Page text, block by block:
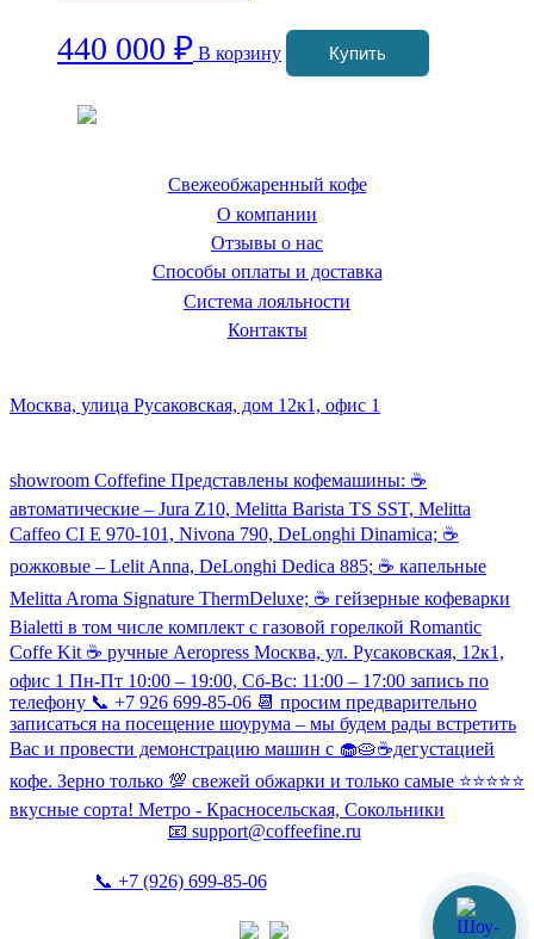
440 000 ₽ В корзину Купить
Свежеобжаренный кофе
О компании
Отзывы о нас
Способы оплаты и доставка
Система лояльности
Контакты
Москва, улица Русаковская, дом 12к1, офис 1
showroom Coffefine Представлены кофемашины: ☕️
автоматические – Jura Z10, Melitta Barista TS SST, Melitta
Caffeo CI Е 970-101, Nivona 790, DeLonghi Dinamica; ☕️
рожковые – Lelit Anna, DeLonghi Dedica 885; ☕️ капельные
Melitta Aroma Signature ThermDeluxe; ☕️ гейзерные кофеварки
Bialetti в том числе комплект с газовой горелкой Romantic
Coffe Kit ☕️ ручные Aeropress Москва, ул. Русаковская, 12к1,
офис 1 Пн-Пт 10:00 – 19:00, Сб-Вс: 11:00 – 17:00 запись по
телефону 📞 +7 926 699-85-06 📆 просим предварительно
записаться на посещение шоурума – мы будем рады встретить
Вас и провести демонстрацию машин с 🧁🥧☕️дегустацией
кофе. Зерно только 💯 свежей обжарки и только самые ⭐️⭐️⭐️⭐️⭐️
вкусные сорта! Метро - Красносельская, Сокольники
📧 support@coffeefine.ru
📞 +7 (926) 699-85-06